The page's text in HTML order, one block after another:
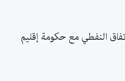
النفطي مع حكومة إقليم